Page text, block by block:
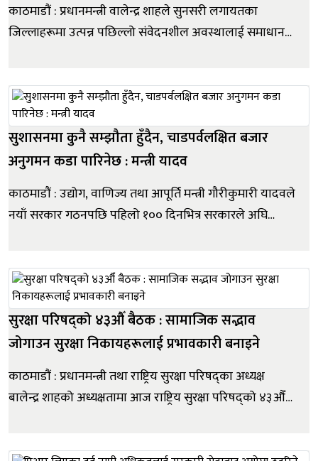
काठमाडौं : प्रधानमन्त्री वालेन्द्र शाहले सुनसरी लगायतका
जिल्लाहरूमा उत्पन्न पछिल्लो संवेदनशील अवस्थालाई समाधान
स्पष्ट पारेका छन् । सिंहदरबारस्थित प्रधानमन्त्री तथा मन्त्रि...
सुशासनमा कुनै सम्झौता हुँदैन, चाडपर्वलक्षित बजार
अनुगमन कडा पारिनेछ : मन्त्री यादव
काठमाडौं : उद्योग, वाणिज्य तथा आपूर्ति मन्त्री गौरीकुमारी यादवले
नयाँ सरकार गठनपछि पहिलो १०० दिनभित्र सरकारले अघि
धन्यवाद व्यक्त गरेकी छिन् । आर्थिक वर्ष २०८२/८३ को वार्षिक
प्रगति स...
सुरक्षा परिषद्को ४३औँ बैठक : सामाजिक सद्भाव
जोगाउन सुरक्षा निकायहरूलाई प्रभावकारी बनाइने
काठमाडौं : प्रधानमन्त्री तथा राष्ट्रिय सुरक्षा परिषद्का अध्यक्ष
बालेन्द्र शाहको अध्यक्षतामा आज राष्ट्रिय सुरक्षा परिषद्को ४३औँ